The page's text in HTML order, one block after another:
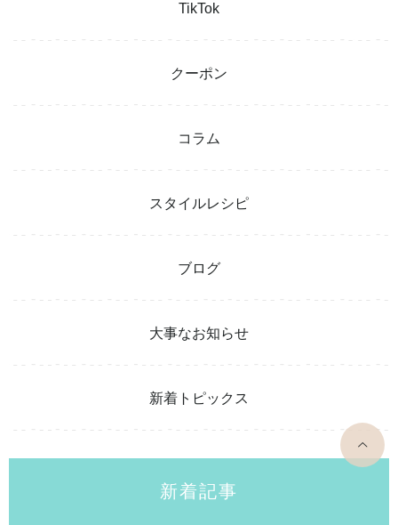
TikTok
クーポン
コラム
スタイルレシピ
ブログ
大事なお知らせ
新着トピックス
新着記事
top